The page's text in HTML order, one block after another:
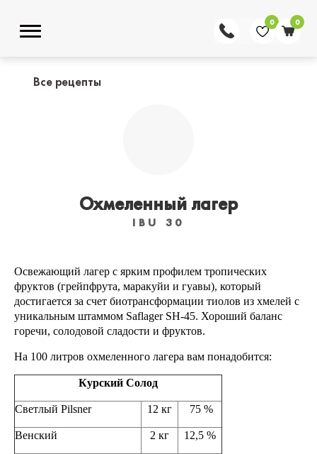
0 0
Все рецепты
Охмеленный лагер
IBU 30
Освежающий лагер с ярким профилем тропических
фруктов (грейпфрута, маракуйи и гуавы), который
достигается за счет биотрансформации тиолов из хмелей с
уникальным штаммом Saflager SH-45. Хороший баланс
горечи, солодовой сладости и фруктов.
На 100 литров охмеленного лагера вам понадобится:
Курский Солод
Светлый Pilsner 12 кг 75 %
Венский 2 кг 12,5 %